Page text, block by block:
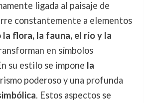
ligada al paisaje de
constantemente a elementos
la flora, la fauna, el río y la
en símbolos
su estilo se impone la
poderoso y una profunda
. Estos aspectos se